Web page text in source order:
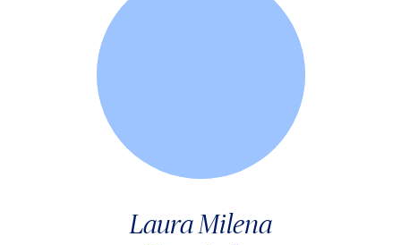
Laura Milena